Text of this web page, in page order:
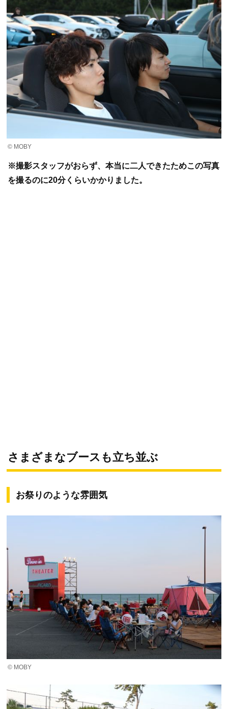
© MOBY
※撮影スタッフがおらず、本当に二人できたためこの写真
を撮るのに20分くらいかかりました。
さまざまなブースも立ち並ぶ
お祭りのような雰囲気
© MOBY